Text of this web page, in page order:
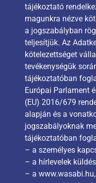
tájékoztató
magunkra nézve
a jogszabályban
teljesítjük. Az
kötelezettséget
tevékenységük
tájékoztatóban
Európai Parlament
(EU) 2016/679
alapján és a
jogszabályoknak
tájékoztatóban
– a személyes
– a hírlevelek
– a